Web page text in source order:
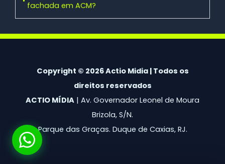
fachada em ACM?
Copyright © 2026 Actio Midia | Todos os
direitos reservados
ACTIO MÍDIA | Av. Governador Leonel de Moura
Brizola, S/N.
Parque das Graças. Duque de Caxias, RJ.